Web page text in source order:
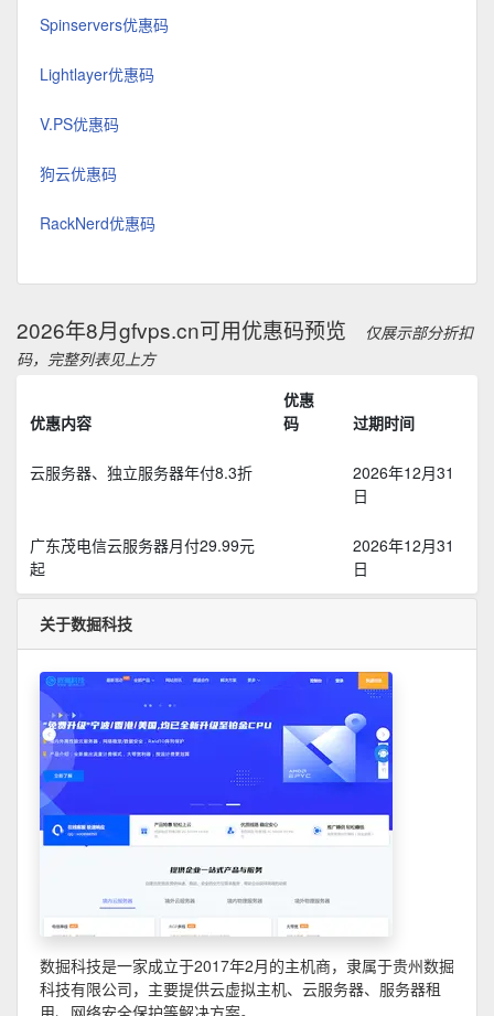
Spinservers优惠码
Lightlayer优惠码
V.PS优惠码
狗云优惠码
RackNerd优惠码
2026年8月gfvps.cn可用优惠码预览
仅展示部分折扣
码，完整列表见上方
优惠内容
优惠
码
过期时间
云服务器、独立服务器年付8.3折
2026年12月31
日
广东茂电信云服务器月付29.99元
起
2026年12月31
日
关于数掘科技
数掘科技是一家成立于2017年2月的主机商，隶属于贵州数掘
科技有限公司，主要提供云虚拟主机、云服务器、服务器租
用、网络安全保护等解决方案。